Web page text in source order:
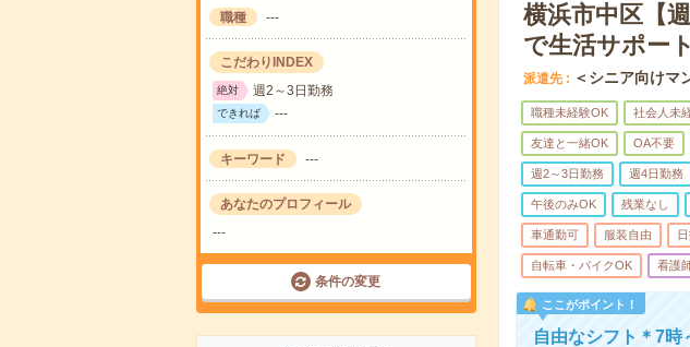
職種 ---
こだわりINDEX
絶対 週2～3日勤務
できれば ---
キーワード ---
あなたのプロフィール
---
条件の変更
横浜市中区【
で生活サポート
派遣先 ＜シニア向けマ
職種未経験OK 社会人未
友達と一緒OK OA不要
週2～3日勤務 週4日勤務
午後のみOK 残業なし
車通勤可 服装自由
自転車・バイクOK 看護
ここがポイント！
自由なシフト＊7時